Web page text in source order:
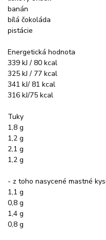
banán
bílá čokoláda
pistácie
Energetická hodnota
339 kJ / 80 kcal
325 kJ / 77 kcal
341 kJ/ 81 kcal
316 kJ/75 kcal
Tuky
1,8 g
1,2 g
2,1 g
1,2 g
- z toho nasycené mastné
1,1 g
0,8 g
1,4 g
0,8 g